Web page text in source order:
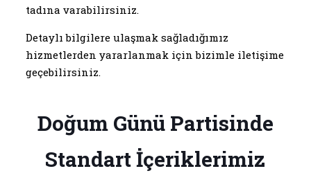
tadına varabilirsiniz.
Detaylı bilgilere ulaşmak sağladığımız
hizmetlerden yararlanmak için bizimle iletişime
geçebilirsiniz.
Doğum Günü Partisinde
Standart İçeriklerimiz